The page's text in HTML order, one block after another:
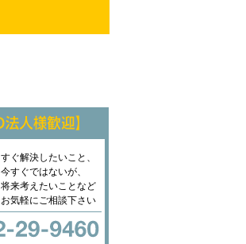
すぐ解決したいこと、
今すぐではないが、
将来考えたいことなど
お気軽にご相談下さい